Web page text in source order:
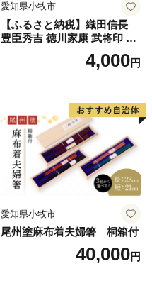
愛知県小牧市
【ふるさと納税】織田信長
豊臣秀吉 徳川家康 武将印 3
枚 セット イラスト 戦国 武将
小牧山城 墨絵 龍画師 書道ア
愛知県 小牧市 お取り寄せ 送
料無料
4,000円
愛知県小牧市
尾州塗麻布着夫婦箸 桐箱付
40,000円